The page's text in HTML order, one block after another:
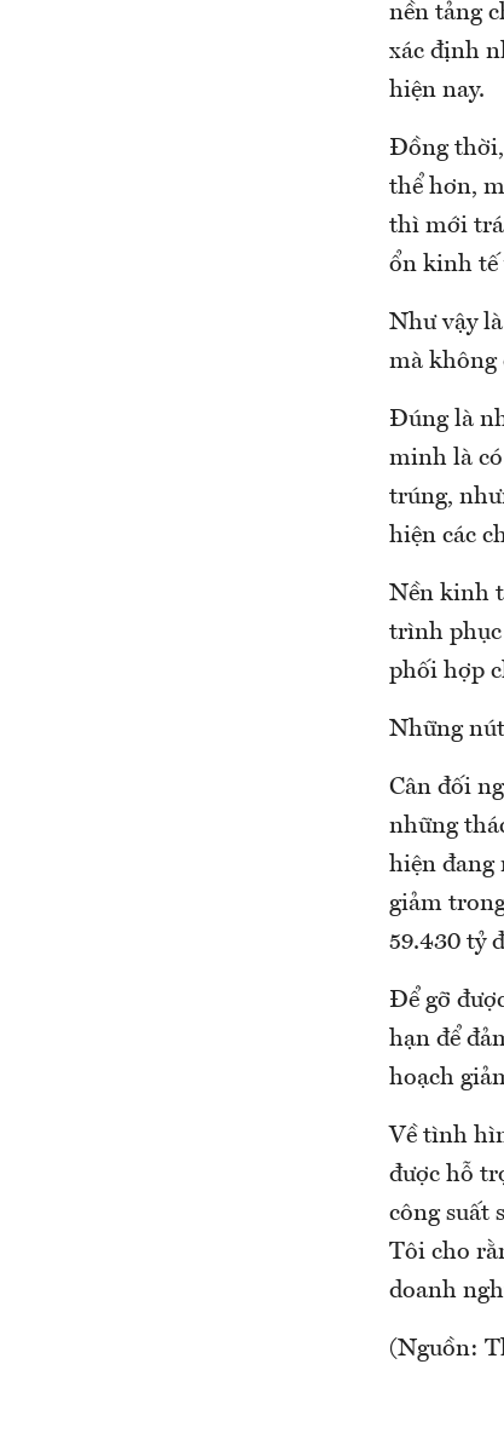
nền tảng
xác định
hiện nay.
Đồng thời,
thể hơn,
thì mới
ổn kinh tế
Như vậy
mà không
Đúng là
minh là
trúng,
hiện các
Nền kinh
trình phục
phối hợp
Những
Cân đối
những
hiện đang
giảm
59.430 tỷ
Để gỡ
hạn để
hoạch
Về tình
được hỗ
công suất
Tôi cho
doanh
(Nguồn: